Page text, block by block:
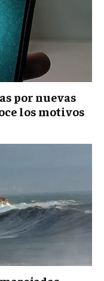
por nuevas
los motivos